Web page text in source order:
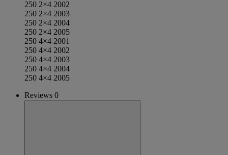
250 2×4 2002
250 2×4 2003
250 2×4 2004
250 2×4 2005
250 4×4 2001
250 4×4 2002
250 4×4 2003
250 4×4 2004
250 4×4 2005
Reviews 0